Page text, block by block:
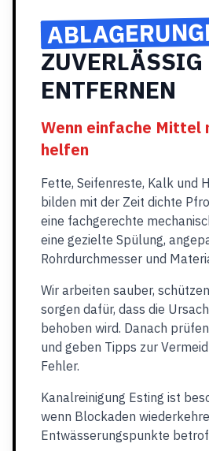
ZUVERLÄSSIG
ENTFERNEN
Wenn einfache Mittel
helfen
Fette, Seifenreste, Kalk und
bilden mit der Zeit dichte
eine fachgerechte
eine gezielte Spülung,
Rohrdurchmesser und
Wir arbeiten sauber,
sorgen dafür, dass die
behoben wird. Danach
und geben Tipps zur
Fehler.
Kanalreinigung Esting ist
wenn Blockaden
Entwässerungspunkte